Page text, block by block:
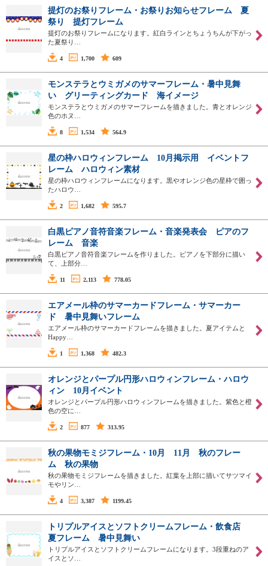
提灯のお祭りフレーム・お祭りお知らせフレーム 夏
祭り 提灯フレーム
提灯のお祭りフレームになります。紅白ラインとちょうちんが下がっ
た夏祭り…
4 1,700 609
モンステラとウミガメのサマーフレーム・暑中見舞
い グリーティングカード 海イメージ
モンステラとウミガメのサマーフレームを描きました。青とオレンジ
色のホヌ…
8 1,534 564.9
星の枠ハロウィンフレーム 10月掲示用 イベントフ
レーム ハロウィン素材
星の枠ハロウィンフレームになります。黒やオレンジ色の星枠で囲っ
たハロウ…
2 1,682 595.7
白黒ピアノ音符音楽フレーム・音楽発表会 ピアのフ
レーム 音楽
白黒ピアノ音符音楽フレームを作りました。ピアノを下部分に描い
て、上部分…
11 2,113 778.05
エアメール枠のサマーカードフレーム・サマーカー
ド 暑中見舞いフレーム
エアメール枠のサマーカードフレームを描きました。夏アイテムと
Happy…
1 1,368 482.3
オレンジとパープル円形ハロウィンフレーム・ハロウ
ィン 10月イベント
オレンジとパープル円形ハロウィンフレームを描きました。紫色と橙
色の空に…
2 877 313.95
秋の果物モミジフレーム・10月 11月 秋のフレー
ム 秋の果物
秋の果物モミジフレームを描きました。紅葉を上部に描いてサツマイ
モやリン…
4 3,387 1199.45
トリプルアイスとソフトクリームフレーム・飲食店
夏フレーム 暑中見舞い
トリプルアイスとソフトクリームフレームになります。3段重ねのア
イスとソ…